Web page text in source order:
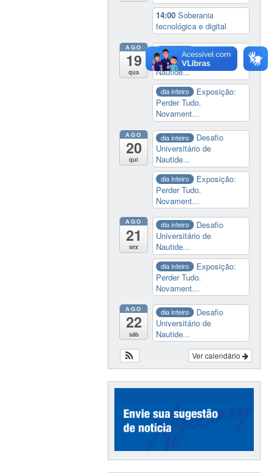
14:00Soberania
tecnológica e digital
AGO
19
qua
dia inteiro
Desafio
Universitário de
Nautide...
dia inteiro
Exposição:
Perder Tudo.
Novament...
AGO
20
qui
dia inteiro
Desafio
Universitário de
Nautide...
dia inteiro
Exposição:
Perder Tudo.
Novament...
AGO
21
sex
dia inteiro
Desafio
Universitário de
Nautide...
dia inteiro
Exposição:
Perder Tudo.
Novament...
AGO
22
sáb
dia inteiro
Desafio
Universitário de
Nautide...
Ver calendário